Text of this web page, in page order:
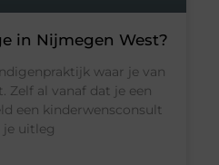
in Nijmegen West?
waar je van
al vanaf dat je een
een kinderwensconsult
je uitleg